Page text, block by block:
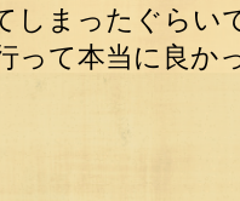
しまったぐら
って本当に良か